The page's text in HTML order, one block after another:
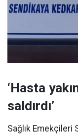
‘Hasta
saldırdı’
Sağlık Emekçileri